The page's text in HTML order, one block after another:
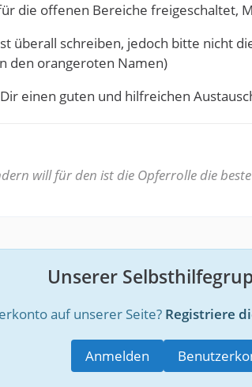
die offenen Bereiche freigeschaltet,
überall schreiben, jedoch bitte nicht
den orangeroten Namen)
einen guten und hilfreichen
will für den ist die Opferrolle die
Unserer
auf unserer Seite? Registriere
Anmelden